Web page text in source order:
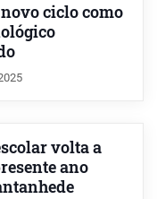
ciclo como
volta a
ano